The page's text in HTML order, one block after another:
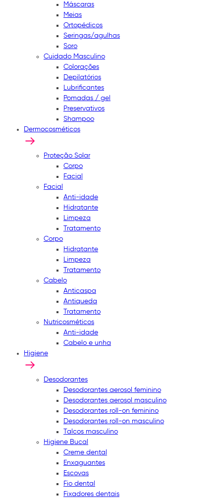
Máscaras
Meias
Ortopédicos
Seringas/agulhas
Soro
Cuidado Masculino
Colorações
Depilatórios
Lubrificantes
Pomadas / gel
Preservativos
Shampoo
Dermocosméticos
Proteção Solar
Corpo
Facial
Facial
Anti-idade
Hidratante
Limpeza
Tratamento
Corpo
Hidratante
Limpeza
Tratamento
Cabelo
Anticaspa
Antiqueda
Tratamento
Nutricosméticos
Anti-idade
Cabelo e unha
Higiene
Desodorantes
Desodorantes aerosol feminino
Desodorantes aerosol masculino
Desodorantes roll-on feminino
Desodorantes roll-on masculino
Talcos masculino
Higiene Bucal
Creme dental
Enxaguantes
Escovas
Fio dental
Fixadores dentais